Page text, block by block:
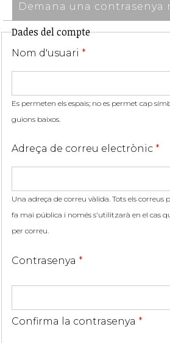
Demana una contrasenya
Dades del compte
Nom d'usuari *
Es permeten els espais; no es permet cap
guions baixos.
Adreça de correu electrònic *
Una adreça de correu vàlida. Tots els
fa mai pública i només s'utilitzarà en el cas
per correu.
Contrasenya *
Confirma la contrasenya *